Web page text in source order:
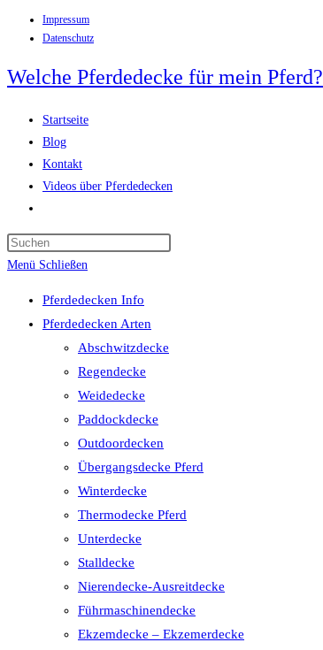
Inhalt
Impressum
Datenschutz
Welche Pferdedecke für mein Pferd?
Startseite
Blog
Kontakt
Videos über Pferdedecken
umschalten
Menü Schließen
Pferdedecken Info
Pferdedecken Arten
Abschwitzdecke
Regendecke
Weidedecke
Paddockdecke
Outdoordecken
Übergangsdecke Pferd
Winterdecke
Thermodecke Pferd
Unterdecke
Stalldecke
Nierendecke-Ausreitdecke
Führmaschinendecke
Ekzemdecke – Ekzemerdecke